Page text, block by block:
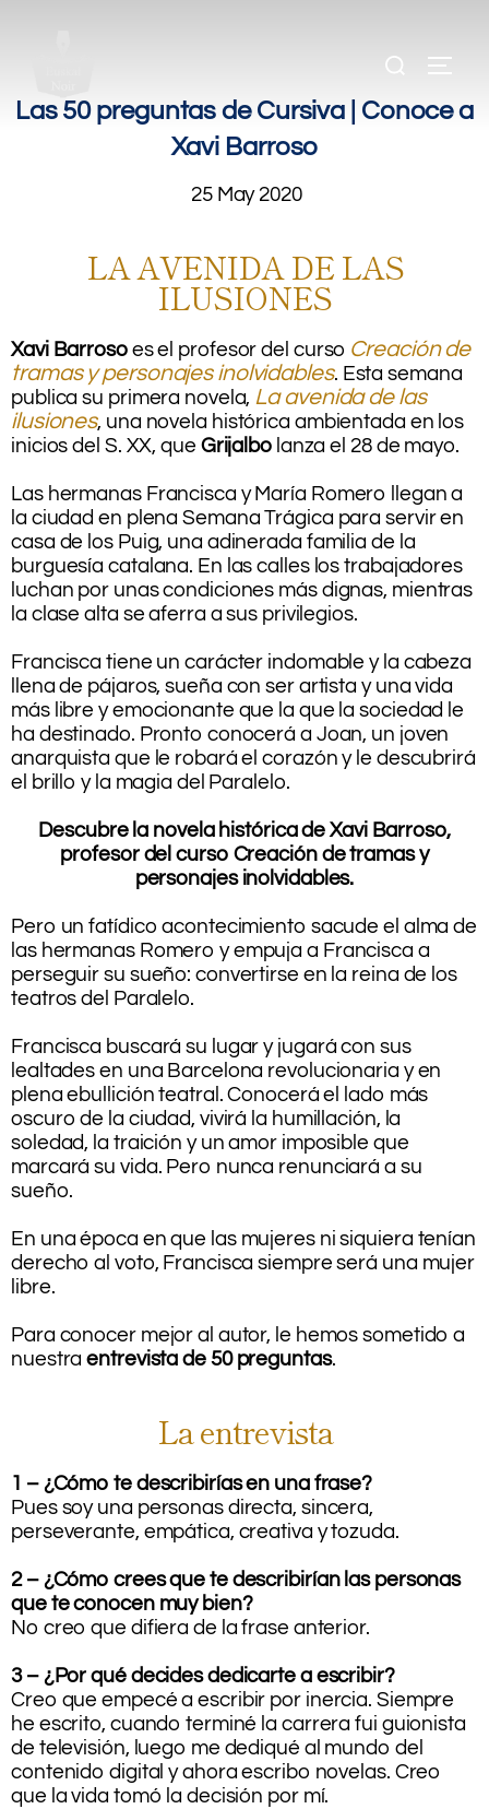
Las 50 preguntas de Cursiva | Conoce a
Xavi Barroso
25 May 2020
LA AVENIDA DE LAS
ILUSIONES
Xavi Barrosoes el profesor del curso Creación de
tramas y personajes inolvidables. Esta semana
publica su primera novela, La avenida de las
ilusiones, una novela histórica ambientada en los
inicios del S. XX, que Grijalbolanza el 28 de mayo.
Las hermanas Francisca y María Romero llegan a
la ciudad en plena Semana Trágica para servir en
casa de los Puig, una adinerada familia de la
burguesía catalana. En las calles los trabajadores
luchan por unas condiciones más dignas, mientras
la clase alta se aferra a sus privilegios.
Francisca tiene un carácter indomable y la cabeza
llena de pájaros, sueña con ser artista y una vida
más libre y emocionante que la que la sociedad le
ha destinado. Pronto conocerá a Joan, un joven
anarquista que le robará el corazón y le descubrirá
el brillo y la magia del Paralelo.
Descubre la novela histórica de Xavi Barroso,
profesor del curso Creación de tramas y
personajes inolvidables.
Pero un fatídico acontecimiento sacude el alma de
las hermanas Romero y empuja a Francisca a
perseguir su sueño: convertirse en la reina de los
teatros del Paralelo.
Francisca buscará su lugar y jugará con sus
lealtades en una Barcelona revolucionaria y en
plena ebullición teatral. Conocerá el lado más
oscuro de la ciudad, vivirá la humillación, la
soledad, la traición y un amor imposible que
marcará su vida. Pero nunca renunciará a su
sueño.
En una época en que las mujeres ni siquiera tenían
derecho al voto, Francisca siempre será una mujer
libre.
Para conocer mejor al autor, le hemos sometido a
nuestraentrevista de 50 preguntas.
La entrevista
1 – ¿Cómo te describirías en una frase?
Pues soy una personas directa, sincera,
perseverante, empática, creativa y tozuda.
2 – ¿Cómo crees que te describirían las personas
que te conocen muy bien?
No creo que difiera de la frase anterior.
3 – ¿Por qué decides dedicarte a escribir?
Creo que empecé a escribir por inercia. Siempre
he escrito, cuando terminé la carrera fui guionista
de televisión, luego me dediqué al mundo del
contenido digital y ahora escribo novelas. Creo
que la vida tomó la decisión por mí.